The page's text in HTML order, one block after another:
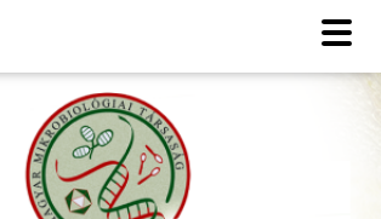
CSAK TAGOKNAK